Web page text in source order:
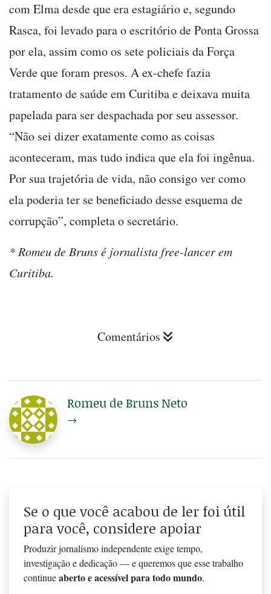
com Elma desde que era estagiário e, segundo
Rasca, foi levado para o escritório de Ponta Grossa
por ela, assim como os sete policiais da Força
Verde que foram presos. A ex-chefe fazia
tratamento de saúde em Curitiba e deixava muita
papelada para ser despachada por seu assessor.
“Não sei dizer exatamente como as coisas
aconteceram, mas tudo indica que ela foi ingênua.
Por sua trajetória de vida, não consigo ver como
ela poderia ter se beneficiado desse esquema de
corrupção”, completa o secretário.
* Romeu de Bruns é jornalista free-lancer em
Curitiba.
Comentários
Romeu de Bruns Neto
→
Se o que você acabou de ler foi útil
para você, considere apoiar
Produzir jornalismo independente exige tempo,
investigação e dedicação — e queremos que esse trabalho
continueaberto e acessível para todo mundo.